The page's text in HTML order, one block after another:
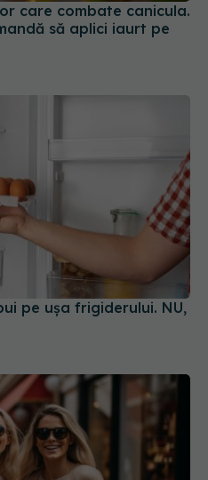
care combate canicula.
să aplici iaurt pe
pe ușa frigiderului. NU,